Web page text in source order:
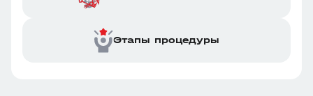
Этапы процедуры